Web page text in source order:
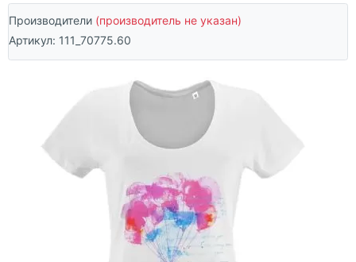
Производители (производитель не указан)
Артикул: 111_70775.60